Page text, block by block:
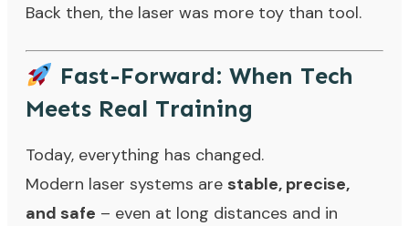
Back then, the laser was more toy than tool.
Fast-Forward: When Tech
Meets Real Training
Today, everything has changed.
Modern laser systems are stable, precise,
and safe – even at long distances and in